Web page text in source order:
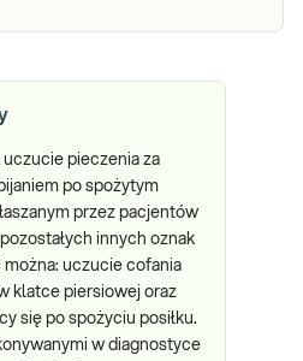
uczucie pieczenia za
po spożytym
przez pacjentów
innych oznak
uczucie cofania
klatce piersiowej oraz
się po spożyciu posiłku.
w diagnostyce